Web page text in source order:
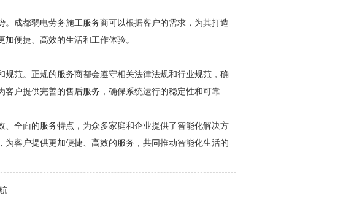
成都弱电劳务施工服务商可以根据客户的需求，为其打造
便捷、高效的生活和工作体验。
范。正规的服务商都会遵守相关法律法规和行业规范，确
户提供完善的售后服务，确保系统运行的稳定性和可靠
、全面的服务特点，为众多家庭和企业提供了智能化解决方
客户提供更加便捷、高效的服务，共同推动智能化生活的